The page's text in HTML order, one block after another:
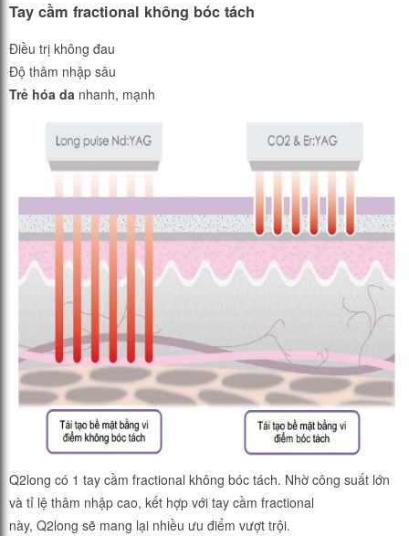
Tay cầm fractional không bóc tách
Điều trị không đau
Độ thâm nhập sâu
Trẻ hóa da nhanh, mạnh
Q2long có 1 tay cầm fractional không bóc tách. Nhờ công suất lớn
và tỉ lệ thâm nhập cao, kết hợp với tay cầm fractional
này, Q2long sẽ mang lại nhiều ưu điểm vượt trội.